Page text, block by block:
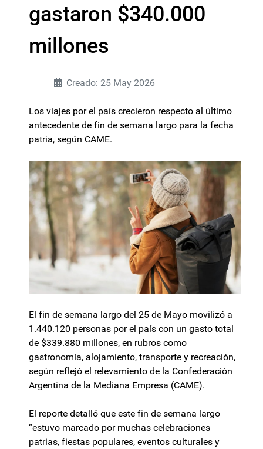
gastaron $340.000
millones
Creado: 25 May 2026
Los viajes por el país crecieron respecto al último
antecedente de fin de semana largo para la fecha
patria, según CAME.
El fin de semana largo del 25 de Mayo movilizó a
1.440.120 personas por el país con un gasto total
de $339.880 millones, en rubros como
gastronomía, alojamiento, transporte y recreación,
según reflejó el relevamiento de la Confederación
Argentina de la Mediana Empresa (CAME).
El reporte detalló que este fin de semana largo
“estuvo marcado por muchas celebraciones
patrias, fiestas populares, eventos culturales y